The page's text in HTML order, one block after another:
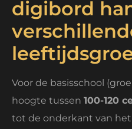
digibord
Voor de basisschool
hoogte tussen 100-120
tot de onderkant van